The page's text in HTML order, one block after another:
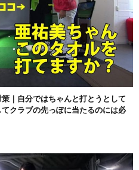
｜自分ではちゃんと打とうとして
クラブの先っぽに当たるのには必